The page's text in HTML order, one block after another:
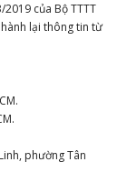
2019 của Bộ TTTT
lại thông tin từ
phường Tân